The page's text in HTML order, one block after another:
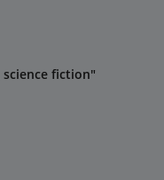
science fiction"